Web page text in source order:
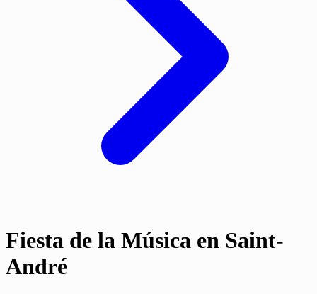
Fiesta de la Música en Saint-
André